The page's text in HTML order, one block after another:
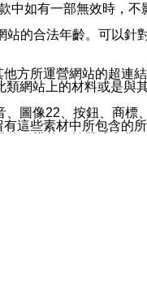
自任何企業官方帳號
中如有一部無效時，
站的合法年齡。可以
方所運營網站的超連
網站上的材料或是與
圖像22、按鈕、商
這些素材中所包含